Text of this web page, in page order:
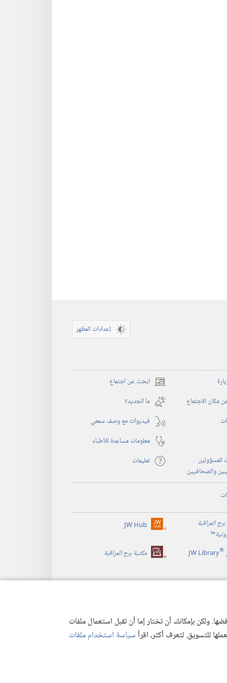
ولكن بإمكانك أن تختار إما أن تقبل استعمال ملفات
للتسويق. لتعرف أكثر، اقرأسياسة استخدام ملفات
إعدادات المظهر
ابحث عن اجتماع (يفتح
نافذة
جديدة)
مكان الاجتماع
ما الجديد؟‏
فيديوات مع وصف سمعي
معلومات مساعِدة للأطباء
للمسؤولين
والصحافيين
تعليمات
المراقبة
™
JW Hub (يفتح
جديدة)
®
JW Library مكتبة برج المراقبة